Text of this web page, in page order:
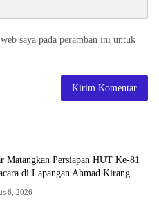
saya pada peramban ini untuk
Matangkan Persiapan HUT Ke-81
di Lapangan Ahmad Kirang
6, 2026